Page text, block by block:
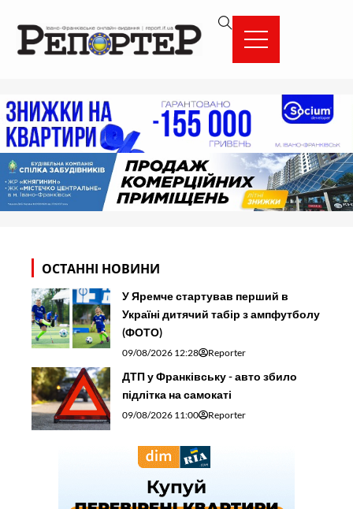
вмісту
ОСТАННІ НОВИНИ
У Яремче стартував перший в
Україні дитячий табір з ампфутболу
(ФОТО)
09/08/2026 12:28 Reporter
ДТП у Франківську - авто збило
підлітка на самокаті
09/08/2026 11:00 Reporter